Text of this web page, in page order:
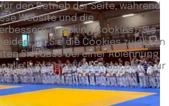
den Betrieb der Seite, während
Website und die
(Tracking Cookies). Sie
ob Sie die Cookies zulassen
Sie, dass bei einer Ablehnung
alle Funktionalitäten der Seite zur